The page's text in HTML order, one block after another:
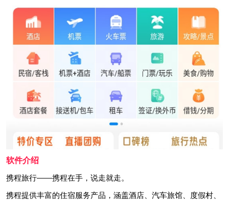
软件介绍
携程旅行——携程在手，说走就走。
携程提供丰富的住宿服务产品，涵盖酒店、汽车旅馆、度假村、